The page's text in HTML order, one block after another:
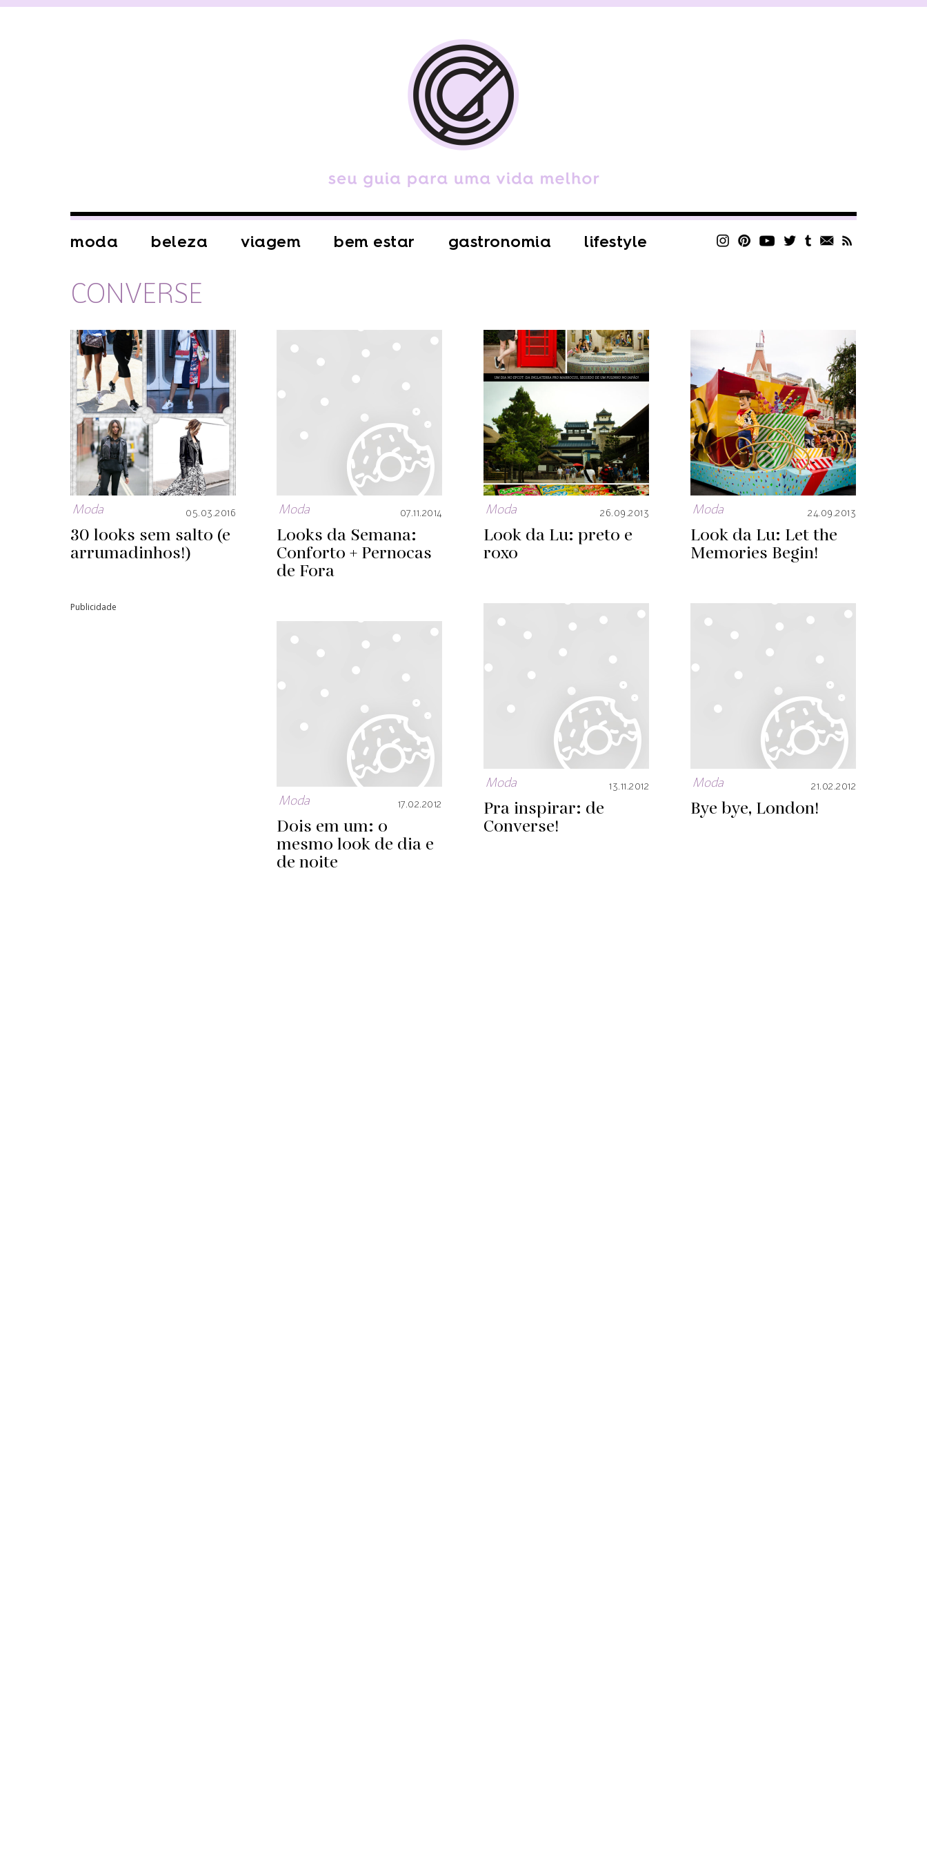
moda beleza viagem bem estar gastronomia lifestyle
CONVERSE
Moda 05.03.2016
30 looks sem salto (e
arrumadinhos!)
Moda 07.11.2014
Looks da Semana:
Conforto + Pernocas
de Fora
Moda 26.09.2013
Look da Lu: preto e
roxo
Moda 24.09.2013
Look da Lu: Let the
Memories Begin!
Publicidade
Moda 13.11.2012
Pra inspirar: de
Converse!
Moda 21.02.2012
Bye bye, London!
Moda 17.02.2012
Dois em um: o
mesmo look de dia e
de noite